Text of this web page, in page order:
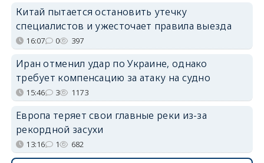
Китай пытается остановить утечку
специалистов и ужесточает правила выезда
16:07 0 397
Иран отменил удар по Украине, однако
требует компенсацию за атаку на судно
15:46 3 1173
Европа теряет свои главные реки из-за
рекордной засухи
13:16 1 682